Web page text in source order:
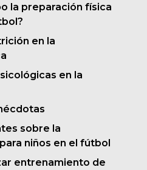
la preparación física
en la
en la
sobre la
niños en el fútbol
entrenamiento de